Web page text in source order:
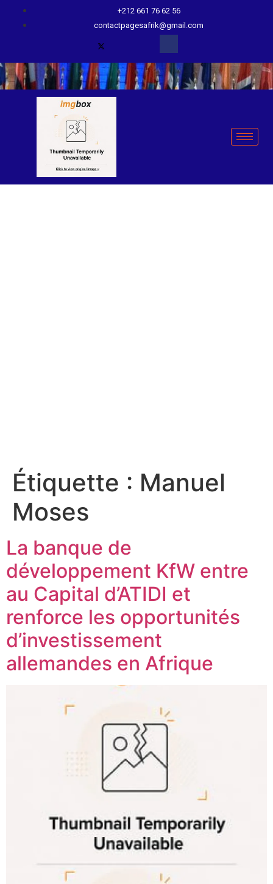
+212 661 76 62 56
contactpagesafrik@gmail.com
Étiquette : Manuel
Moses
La banque de
développement KfW entre
au Capital d’ATIDI et
renforce les opportunités
d’investissement
allemandes en Afrique